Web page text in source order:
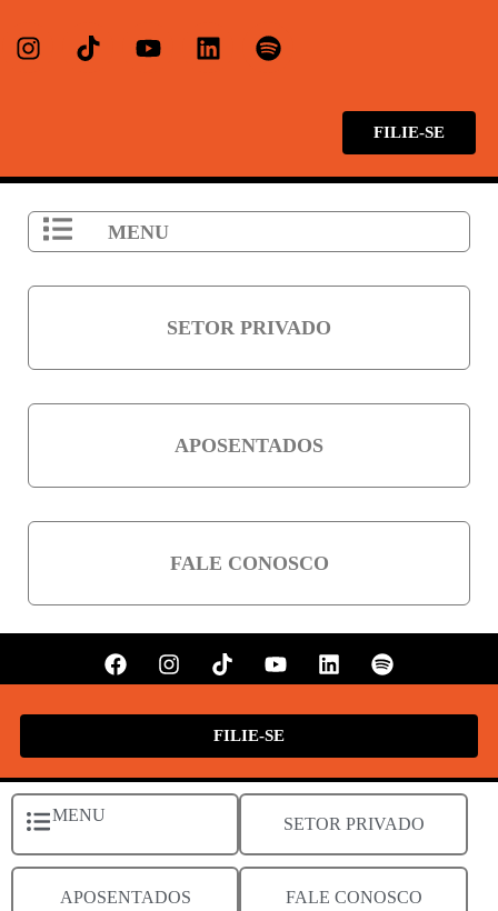
FILIE-SE
MENU
SETOR PRIVADO
APOSENTADOS
FALE CONOSCO
FILIE-SE
MENU SETOR PRIVADO
APOSENTADOS FALE CONOSCO